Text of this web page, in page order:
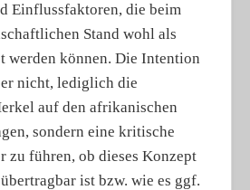
Einflussfaktoren, die beim
Stand wohl als
werden können. Die Intention
nicht, lediglich die
auf den afrikanischen
sondern eine kritische
zu führen, ob dieses Konzept
ist bzw. wie es ggf.